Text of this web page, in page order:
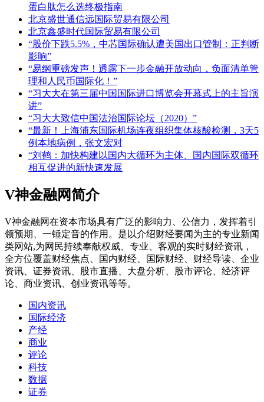
蛋白肽怎么选终极指南
北京盛世通信远国际贸易有限公司
北京鑫盛时代国际贸易有限公司
“股价下跌5.5%，中芯国际确认遭美国出口管制：正判断
影响”
“易纲重磅发声！透露下一步金融开放动向，负面清单管
理和人民币国际化！”
“习大大在第三届中国国际进口博览会开幕式上的主旨演
讲”
“习大大致信中国法治国际论坛（2020）”
“最新！上海浦东国际机场连夜组织集体核酸检测，3天5
例本地病例，张文宏对
“刘鹤：加快构建以国内大循环为主体、国内国际双循环
相互促进的新快速发展
V神金融网简介
V神金融网在资本市场具有广泛的影响力、公信力，发挥着引
领预期、一锤定音的作用。是以介绍财经要闻为主的专业新闻
类网站,为网民持续奉献权威、专业、客观的实时财经资讯，
全方位覆盖财经焦点、国内财经、国际财经、财经导读、企业
资讯、证券资讯、股市直播、大盘分析、股市评论、经济评
论、商业资讯、创业资讯等等。
国内资讯
国际经济
产经
商业
评论
科技
数据
证券